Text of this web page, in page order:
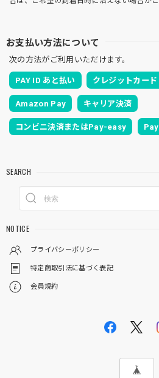
お支払い方法について
次の方法がご利用いただけます。
PAY ID あと払い クレジットカード
Amazon Pay キャリア決済
コンビニ決済またはPay-easy
SEARCH
NOTICE
プライバシーポリシー
特定商取引法に基づく表記
会員規約